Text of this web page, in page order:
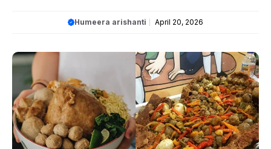
Humeera arishanti April 20, 2026